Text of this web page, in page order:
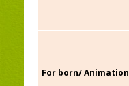
For born/ Animation